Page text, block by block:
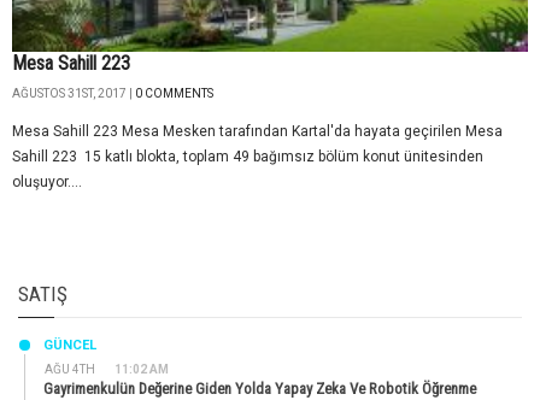
Mesa Sahill 223
AĞUSTOS 31ST, 2017 | 0 COMMENTS
Mesa Sahill 223 Mesa Mesken tarafından Kartal'da hayata geçirilen Mesa
Sahill 223 15 katlı blokta, toplam 49 bağımsız bölüm konut ünitesinden
oluşuyor....
SATIŞ
AĞU 4TH 11:02 AM
GÜNCEL
Gayrimenkulün Değerine Giden Yolda Yapay Zeka Ve Robotik Öğrenme